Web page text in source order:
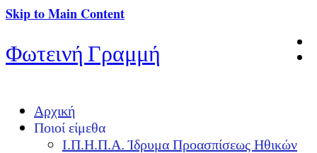
Skip to Main Content
Φωτεινή Γραμμή
Αρχική
Ποιοί είμεθα
Ι.Π.Η.Π.Α. Ίδρυμα Προασπίσεως Ηθικών